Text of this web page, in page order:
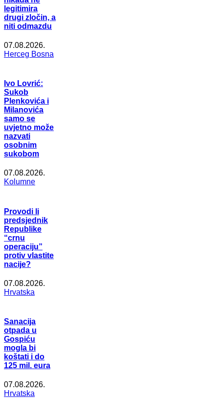
legitimira
drugi zločin, a
niti odmazdu
07.08.2026.
Herceg Bosna
Ivo Lovrić:
Sukob
Plenkovića i
Milanovića
samo se
uvjetno može
nazvati
osobnim
sukobom
07.08.2026.
Kolumne
Provodi li
predsjednik
Republike
“crnu
operaciju”
protiv vlastite
nacije?
07.08.2026.
Hrvatska
Sanacija
otpada u
Gospiću
mogla bi
koštati i do
125 mil. eura
07.08.2026.
Hrvatska